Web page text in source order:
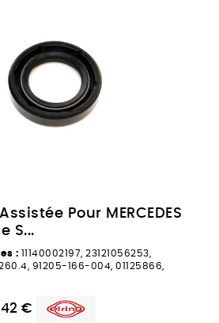
Pour MERCEDES
S...
: 11140002197, 23121056253,
91205-166-004, 01125866,
€